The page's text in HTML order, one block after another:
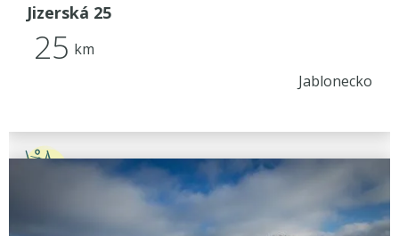
Jizerská 25
25 km
Jablonecko